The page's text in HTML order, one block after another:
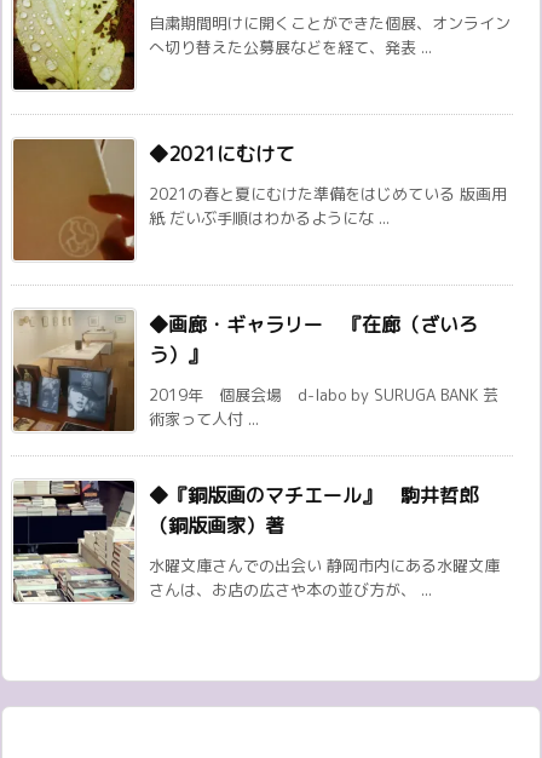
自粛期間明けに開くことができた個展、オンライン
へ切り替えた公募展などを経て、発表 ...
◆2021にむけて
2021の春と夏にむけた準備をはじめている 版画用
紙 だいぶ手順はわかるようにな ...
◆画廊・ギャラリー 『在廊（ざいろ
う）』
2019年 個展会場 d-labo by SURUGA BANK 芸
術家って人付 ...
◆『銅版画のマチエール』 駒井哲郎
（銅版画家）著
水曜文庫さんでの出会い 静岡市内にある水曜文庫
さんは、お店の広さや本の並び方が、 ...